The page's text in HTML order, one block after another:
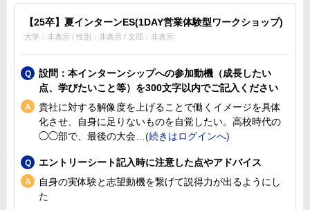
【25卒】夏インターンES(1DAY営業体験型ワークショップ)
大学：非表示 / 性別：非表示 / 文理：非表示
設問：本インターンシップへの参加動機（成長したい
点、学びたいこと等）を300文字以内でご記入ください
貴社に対する解像度を上げることで働くイメージを具体
化させ、自身に足りないものを自覚したい。高校時代の
◯◯部で、最後の大会
エントリーシート記入時に注意した点やアドバイス
自身の実体験と志望動機を繋げて説得力が出るようにし
た